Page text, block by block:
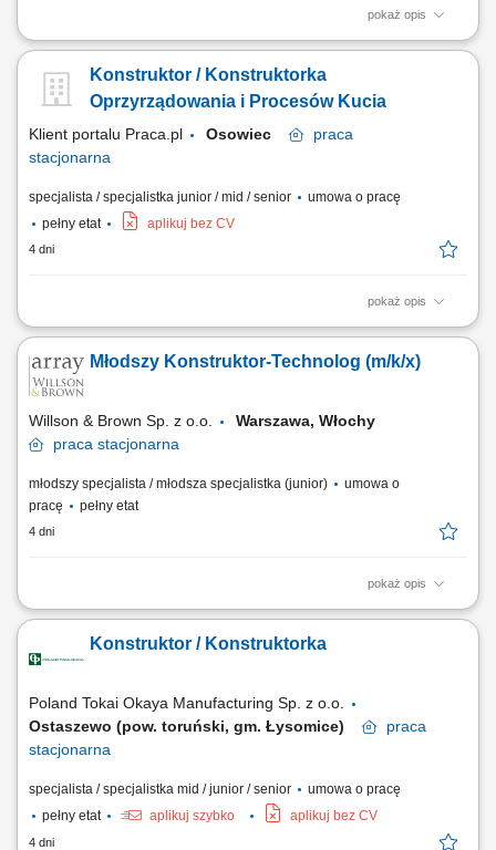
pokaż opis
Projektowanie narzędzi i tworzenie dokumentacji technicznej 2D/3D;
Testowanie nowych rozwiązań oraz wprowadzanie zmian
konstrukcyjnych; Wsparcie techniczne dla produkcji, działu jakości i
Konstruktor / Konstruktorka
Oprzyrządowania i Procesów Kucia
Klient portalu Praca.pl Osowiec
praca
stacjonarna
specjalista / specjalistka junior / mid / senior
umowa o pracę
pełny etat
aplikuj bez CV
4 dni
pokaż opis
Planowanie oraz konfigurowanie przebiegu operacji kształtowania
technologicznego, w tym form, matryc oraz narzędzi do obróbki
wykończeniowej. Prowadzenie i aktualizowanie ciągłości dokumentacji
Młodszy Konstruktor-Technolog (m/k/x)
Willson & Brown Sp. z o.o.
Warszawa, Włochy
praca stacjonarna
młodszy specjalista / młodsza specjalistka (junior)
umowa o
pracę
pełny etat
4 dni
pokaż opis
Osoba zatrudniona na powyższym stanowisku będzie odpowiedzialna
konstrukcyjnej i technologicznej Wdrażanie nowych rozwiązań
konstrukcyjnych w ramach prowadzonych projektów Merytoryczne
Konstruktor / Konstruktorka
Poland Tokai Okaya Manufacturing Sp. z o.o.
Ostaszewo (pow. toruński, gm. Łysomice)
praca
stacjonarna
specjalista / specjalistka mid / junior / senior
umowa o pracę
pełny etat
aplikuj szybko aplikuj bez CV
4 dni